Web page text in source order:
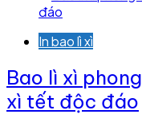
In bao lì xì
Bao lì xì
xì tết độc đáo